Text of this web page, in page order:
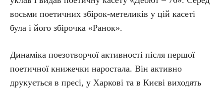
восьми поетичних збірок-метеликів у цій касеті
була і його збірочка «Ранок».
Динаміка поезотворчої активності після першої
поетичної книжечки наростала. Він активно
друкується в пресі, у Харкові та в Києві виходять